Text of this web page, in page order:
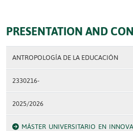
PRESENTATION AND
ANTROPOLOGÍA DE LA EDUCACIÓN
2330216-
2025/2026
MÁSTER UNIVERSITARIO EN